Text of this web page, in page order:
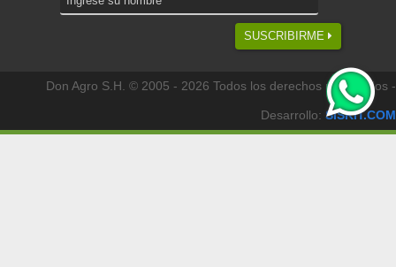
SUSCRIBIRME
Don Agro S.H. © 2005 - 2026 Todos los derechos reservados -
Desarrollo: SISKIT.COM